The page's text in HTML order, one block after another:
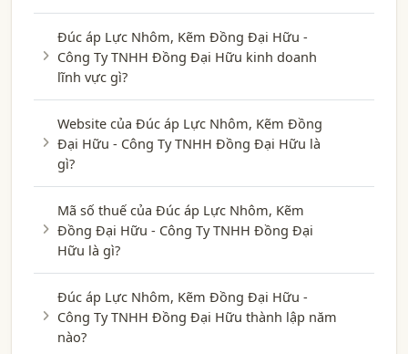
Đúc áp Lực Nhôm, Kẽm Đồng Đại Hữu -
Công Ty TNHH Đồng Đại Hữu kinh doanh
lĩnh vực gì?
Website của Đúc áp Lực Nhôm, Kẽm Đồng
Đại Hữu - Công Ty TNHH Đồng Đại Hữu là
gì?
Mã số thuế của Đúc áp Lực Nhôm, Kẽm
Đồng Đại Hữu - Công Ty TNHH Đồng Đại
Hữu là gì?
Đúc áp Lực Nhôm, Kẽm Đồng Đại Hữu -
Công Ty TNHH Đồng Đại Hữu thành lập năm
nào?